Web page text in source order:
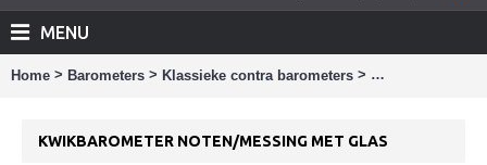
MENU
Home > Barometers > Klassieke contra barometers > Kwikbarometer
KWIKBAROMETER NOTEN/MESSING MET GLAS